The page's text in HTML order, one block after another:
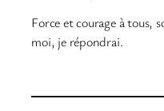
Force et courage à tous,
moi, je répondrai.